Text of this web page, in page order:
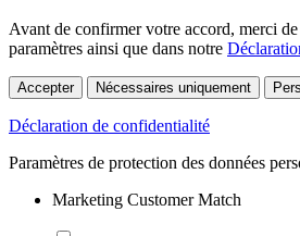
Avant de confirmer votre accord, merci
paramètres ainsi que dans notre
Accepter Nécessaires uniquement
Déclaration de confidentialité
Paramètres de protection des données
Marketing Customer Match